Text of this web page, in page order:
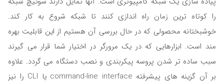
را کوتاه ترین زمان راه اندازی کنند تا شبکه شروع به کار کند.
خوشبختانه محصولی که در حال بررسی آن هستیم از این قابلیت بهره
مند است. ابزارهایی که در یک مرورگر در اختیار شما قرار می گیرند
سبب ساده تر شدن پروسه پیکربندی و نصب دستگاه می گردد. علاوه
بر آن گزینه های پیشرفته command-line interface یا CLI را نیز